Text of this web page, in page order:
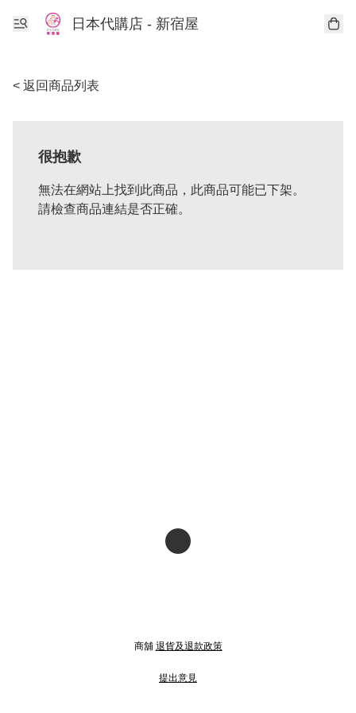
日本代購店 - 新宿屋
< 返回商品列表
很抱歉
無法在網站上找到此商品，此商品可能已下架。
請檢查商品連結是否正確。
商舖 退貨及退款政策
提出意見